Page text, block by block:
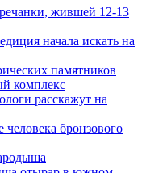
жившей 12-13
начала искать на
памятников
комплекс
расскажут на
бронзового